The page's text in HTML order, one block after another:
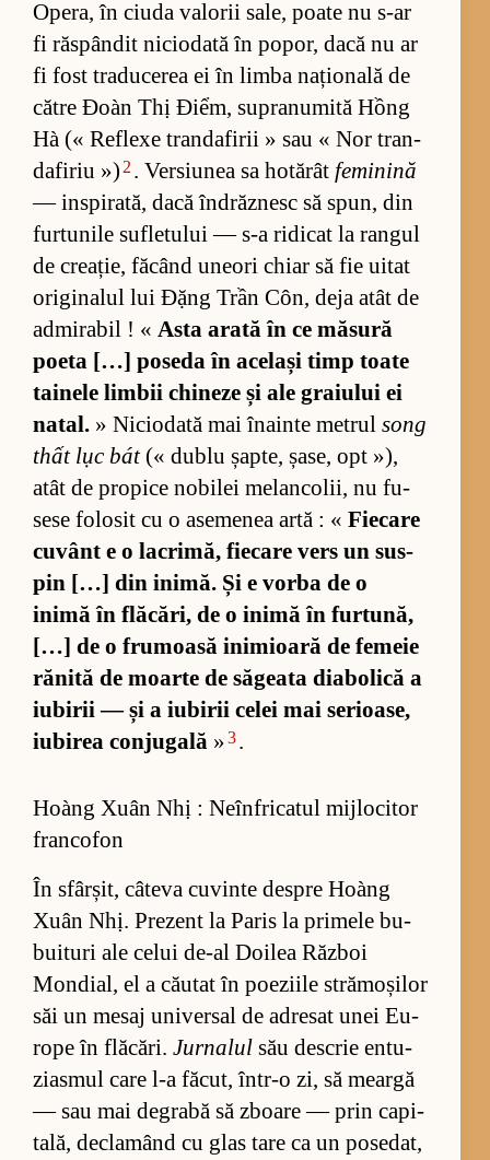
Ope­ra, în ciuda va­lo­rii sa­le, poate nu s-ar
fi răs­pân­dit nici­o­dată în po­por, dacă nu ar
fi fost tra­du­ce­rea ei în limba na­țio­nală de
că­tre Đoàn Thị Điểm, su­pra­nu­mită Hồng
Hà (« Re­flexe tran­da­fi­rii » sau « Nor tran­
da­fi­riu ») 2 . Ver­siu­nea sa ho­tă­rât feminină
— in­spi­ra­tă, dacă în­drăz­nesc să spun, din
furt­u­nile su­fle­tu­lui — s-a ri­di­cat la ran­gul
de cre­a­ție, fă­când une­ori chiar să fie ui­tat
ori­gi­na­lul lui Đặng Trần Côn, deja atât de
ad­mi­ra­bil ! « Asta arată în ce mă­sură
po­eta […] po­seda în ace­lași timp toate
tai­nele lim­bii chi­neze și ale gra­i­u­lui ei
na­tal. » Nici­o­dată mai îna­inte me­trul song
thất lục bát(« dublu șap­te, șa­se, opt »),
atât de pro­pice no­bi­lei me­lan­co­lii, nu fu­
sese fo­lo­sit cu o ase­me­nea artă : « Fi­e­care
cu­vânt e o la­cri­mă, fi­e­care vers un sus­
pin […] din ini­mă. Și e vorba de o
inimă în flă­că­ri, de o inimă în furt­u­nă,
[…] de o fru­moasă ini­mi­oară de fe­meie
ră­nită de moarte de să­ge­ata di­a­bo­lică a
iu­bi­rii — și a iu­bi­rii ce­lei mai se­ri­oa­se,
iu­bi­rea con­ju­gală »3.
Hoàng Xuân Nhị : Neînfricatul mijlocitor
francofon
În sfâr­șit, câ­teva cu­vinte des­pre Hoàng
Xuân Nhị. Pre­zent la Pa­ris la pri­mele bu­
bu­i­turi ale ce­lui de-al Doi­lea Răz­boi
Mondi­al, el a că­u­tat în po­e­zi­ile stră­mo­și­lor
săi un me­saj uni­ver­sal de adre­sat unei Eu­
rope în flă­cări. Jurnalul său des­crie en­tu­
zi­as­mul care l-a fă­cut, în­tr-o zi, să me­argă
— sau mai de­grabă să zbo­are — prin ca­pi­
ta­lă, de­clamând cu glas tare ca un po­se­dat,